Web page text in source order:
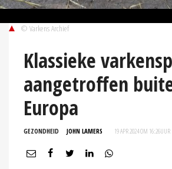
© Varkens Archief
Klassieke
aangetroffen
Europa
GEZONDHEID JOHN LAMERS 19 APR 2024 OM 16:26UUR